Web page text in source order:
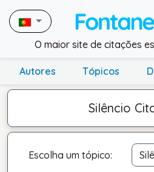
O maior site de citações
Autores Tópicos
Silêncio
Escolha um tópico: